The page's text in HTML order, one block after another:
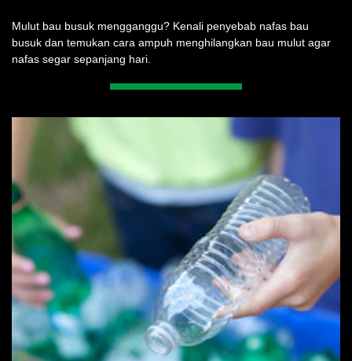
Mulut bau busuk mengganggu? Kenali penyebab nafas bau
busuk dan temukan cara ampuh menghilangkan bau mulut agar
nafas segar sepanjang hari.